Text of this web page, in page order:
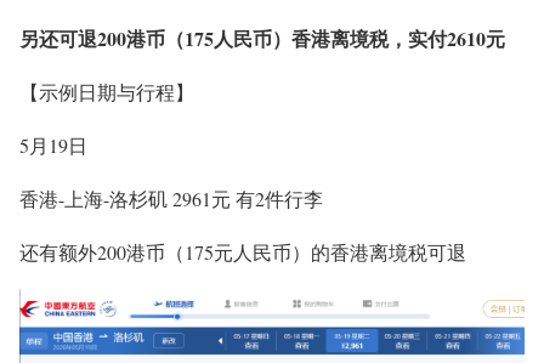
另还可退200港币（175人民币）香港离境税，实付2610元
【示例日期与行程】
5月19日
香港-上海-洛杉矶 2961元 有2件行李
还有额外200港币（175元人民币）的香港离境税可退